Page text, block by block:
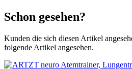
Schon gesehen?
Kunden die sich diesen Artikel
folgende Artikel angesehen.